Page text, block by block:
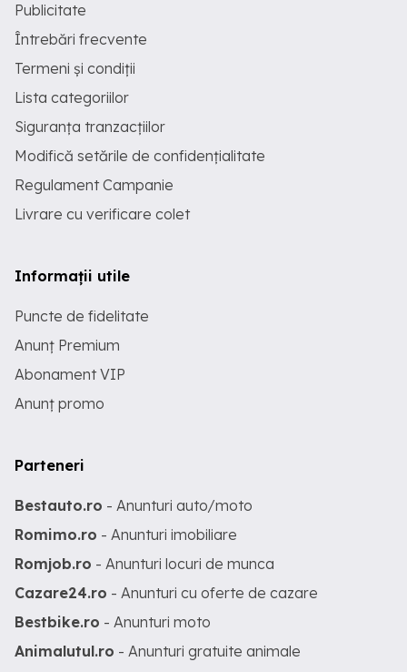
Publicitate
Întrebări frecvente
Termeni și condiții
Lista categoriilor
Siguranța tranzacțiilor
Modifică setările de confidențialitate
Regulament Campanie
Livrare cu verificare colet
Informații utile
Puncte de fidelitate
Anunț Premium
Abonament VIP
Anunț promo
Parteneri
Bestauto.ro - Anunturi auto/moto
Romimo.ro - Anunturi imobiliare
Romjob.ro - Anunturi locuri de munca
Cazare24.ro - Anunturi cu oferte de cazare
Bestbike.ro - Anunturi moto
Animalutul.ro - Anunturi gratuite animale